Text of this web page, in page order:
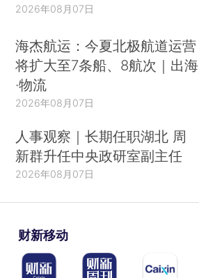
2026年08月07日
海杰航运：今夏北极航道运营
将扩大至7条船、8航次｜出海
·物流
2026年08月07日
人事观察｜长期任职湖北 周
新群升任中央政研室副主任
2026年08月07日
财新移动